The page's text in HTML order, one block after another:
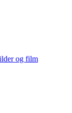
og film